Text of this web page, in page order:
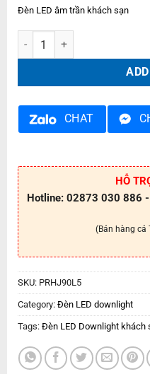
Đèn LED âm trần khách sạn
Đèn LED Downlight khách
CHAT
HỖ
Hotline: 02873 030 886
(Bán hàng cả
SKU: PRHJ90L5
Category: Đèn LED downlight
Tags: Đèn LED Downlight khách